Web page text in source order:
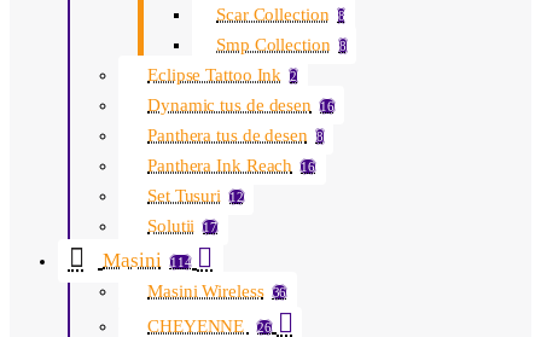
Scar Collection 8
Smp Collection 8
Eclipse Tattoo Ink 2
Dynamic tus de desen 16
Panthera tus de desen 8
Panthera Ink Reach 16
Set Tusuri 12
Solutii 17
Masini 114
Masini Wireless 36
CHEYENNE 26